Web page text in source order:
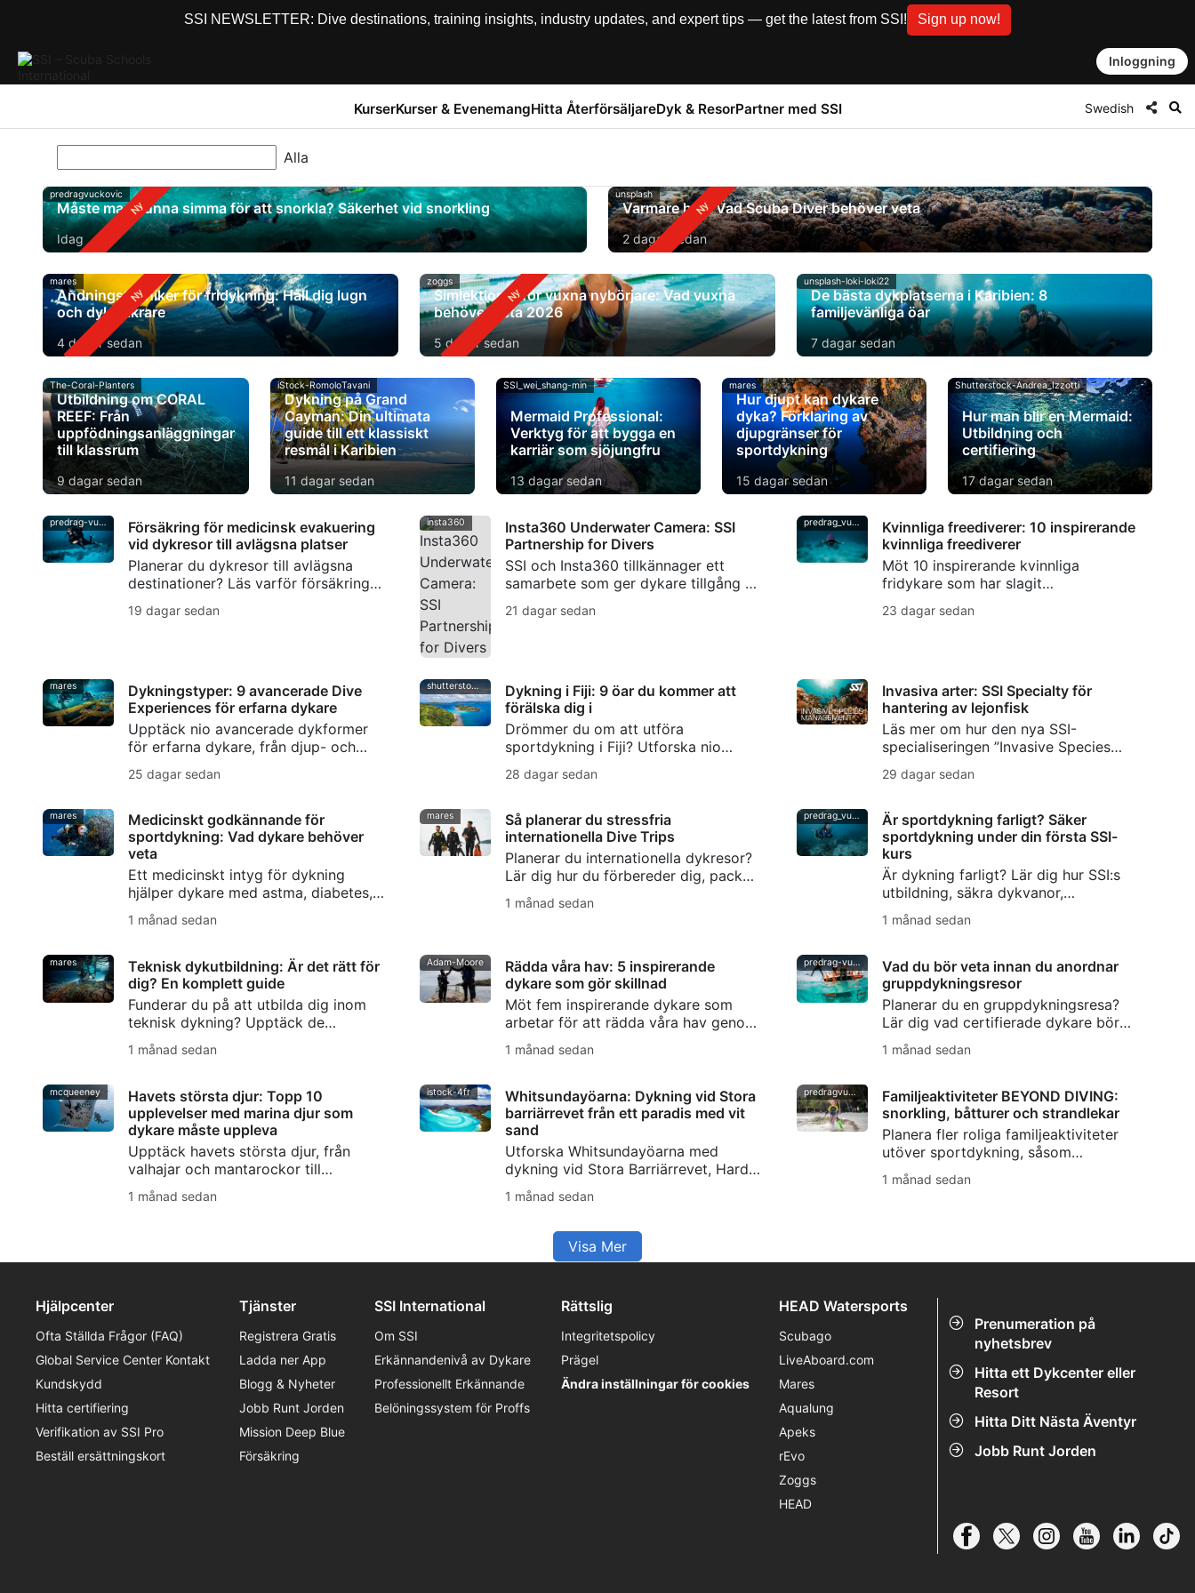
SSI NEWSLETTER: Dive destinations, training insights, industry updates, and expert tips — get the latest from SSI! Sign up now!
Inloggning
KurserKurser & EvenemangHitta ÅterförsäljareDyk & ResorPartner med SSI Swedish
predragvuckovic
Måste man kunna simma för att snorkla? Säkerhet vid snorkling
Idag
unsplash
Varmare hav: Vad Scuba Diver behöver veta
2 dagar sedan
mares
Andningstekniker för fridykning: Håll dig lugn
och dyk säkrare
4 dagar sedan
zoggs
Simlektioner för vuxna nybörjare: Vad vuxna
behöver veta 2026
5 dagar sedan
unsplash-loki-loki22
De bästa dykplatserna i Karibien: 8
familjevänliga öar
7 dagar sedan
The-Coral-Planters
Utbildning om CORAL
REEF: Från
uppfödningsanläggningar
till klassrum
9 dagar sedan
iStock-RomoloTavani
Dykning på Grand
Cayman: Din ultimata
guide till ett klassiskt
resmål i Karibien
11 dagar sedan
SSI_wei_shang-min
Mermaid Professional:
Verktyg för att bygga en
karriär som sjöjungfru
13 dagar sedan
mares
Hur djupt kan dykare
dyka? Förklaring av
djupgränser för
sportdykning
15 dagar sedan
Shutterstock-Andrea_Izzotti
Hur man blir en Mermaid:
Utbildning och
certifiering
17 dagar sedan
predrag-vuckovic
Försäkring för medicinsk evakuering
vid dykresor till avlägsna platser
Planerar du dykresor till avlägsna
destinationer? Läs varför försäkring
dykare, från tryckfallssjuka till stöd
19 dagar sedan
insta360
Insta360 Underwater Camera: SSI
Partnership for Divers
SSI och Insta360 tillkännager ett
samarbete som ger dykare tillgång till
workshops, kampanjer för kreatörer
21 dagar sedan
predrag_vuckovic
Kvinnliga freediverer: 10 inspirerande
kvinnliga freediverer
Möt 10 inspirerande kvinnliga
fridykare som har slagit
bevarandet av haven, skapat
23 dagar sedan
mares
Dykningstyper: 9 avancerade Dive
Experiences för erfarna dykare
Upptäck nio avancerade dykformer
för erfarna dykare, från djup- och
is- och rebreatherdykning samt
25 dagar sedan
shutterstock-bell-davey-photography
Dykning i Fiji: 9 öar du kommer att
förälska dig i
Drömmer du om att utföra
sportdykning i Fiji? Utforska nio
korallträdgårdar till Beqas
28 dagar sedan
Invasiva arter: SSI Specialty för
hantering av lejonfisk
Läs mer om hur den nya SSI-
specialiseringen ”Invasive Species
förstå invasiva arter, hantera lejonfisk
lokala ekosystem.
29 dagar sedan
mares
Medicinskt godkännande för
sportdykning: Vad dykare behöver
veta
Ett medicinskt intyg för dykning
hjälper dykare med astma, diabetes,
högt blodtryck eller andra befintliga
sjukdomar att planera säkrare dyk.
1 månad sedan
mares
Så planerar du stressfria
internationella Dive Trips
Planerar du internationella dykresor?
Lär dig hur du förbereder dig, packar,
väljer resmål, hanterar logistiken och
undviker vanliga misstag för en
1 månad sedan
predrag_vuckovic
Är sportdykning farligt? Säker
sportdykning under din första SSI-
kurs
Är dykning farligt? Lär dig hur SSI:s
utbildning, säkra dykvanor,
kompiskontroller och DiveAssure-
försäkring hjälper nya dykare att
1 månad sedan
mares
Teknisk dykutbildning: Är det rätt för
dig? En komplett guide
Funderar du på att utbilda dig inom
teknisk dykning? Upptäck de
färdigheter, den utrustning och de
säkerhetsgrunder du behöver, samt
hjälper dig att komma igång.
1 månad sedan
Adam-Moore
Rädda våra hav: 5 inspirerande
dykare som gör skillnad
Möt fem inspirerande dykare som
arbetar för att rädda våra hav genom
berättande, marin bevarande,
fridykning, havsskydd och SSI Blue
1 månad sedan
predrag-vuckovic
Vad du bör veta innan du anordnar
gruppdykningsresor
Planerar du en gruppdykningsresa?
Lär dig vad certifierade dykare bör
tänka på – från färdighetsnivåer och
logistik till säkerhetsplanering och
1 månad sedan
mcqueeney
Havets största djur: Topp 10
upplevelser med marina djur som
dykare måste uppleva
Upptäck havets största djur, från
valhajar och mantarockor till
tigerhajar och kaskeloter, med tips
för säkra och respektfulla upplevelser
1 månad sedan
istock-4fr
Whitsundayöarna: Dykning vid Stora
barriärrevet från ett paradis med vit
sand
Utforska Whitsundayöarna med
dykning vid Stora Barriärrevet, Hardy
Reef, SS Yongala, det marina livet,
dykförhållandena och SSI-kurser för
1 månad sedan
predragvuckovic
Familjeaktiviteter BEYOND DIVING:
snorkling, båtturer och strandlekar
Planera fler roliga familjeaktiviteter
utöver sportdykning, såsom
snorkling, båtturer, strandlekar,
paddling, naturvandringar och säkra
1 månad sedan
Visa Mer
Prenumeration på
nyhetsbrev
Hitta ett Dykcenter eller
Resort
Hitta Ditt Nästa Äventyr
Jobb Runt Jorden
Hjälpcenter
Ofta Ställda Frågor (FAQ)
Global Service Center Kontakt
Kundskydd
Hitta certifiering
Verifikation av SSI Pro
Beställ ersättningskort
Tjänster
Registrera Gratis
Ladda ner App
Blogg & Nyheter
Jobb Runt Jorden
Mission Deep Blue
Försäkring
SSI International
Om SSI
Erkännandenivå av Dykare
Professionellt Erkännande
Belöningssystem för Proffs
Rättslig
Integritetspolicy
Prägel
Ändra inställningar för cookies
HEAD Watersports
Scubago
LiveAboard.com
Mares
Aqualung
Apeks
rEvo
Zoggs
HEAD